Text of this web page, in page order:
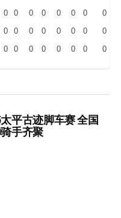
0 0 0 0 0 0 0
0
0 0 0 0 0 0 0
0
0 0 0 0 0 0 0 0
太平古迹脚车赛 全国
骑手齐聚